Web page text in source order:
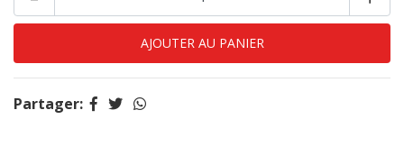
Partager: